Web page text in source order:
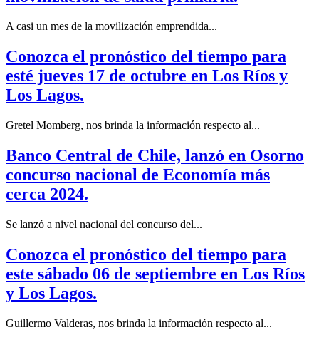
A casi un mes de la movilización emprendida...
Conozca el pronóstico del tiempo para
esté jueves 17 de octubre en Los Ríos y
Los Lagos.
Gretel Momberg, nos brinda la información respecto al...
Banco Central de Chile, lanzó en Osorno
concurso nacional de Economía más
cerca 2024.
Se lanzó a nivel nacional del concurso del...
Conozca el pronóstico del tiempo para
este sábado 06 de septiembre en Los Ríos
y Los Lagos.
Guillermo Valderas, nos brinda la información respecto al...